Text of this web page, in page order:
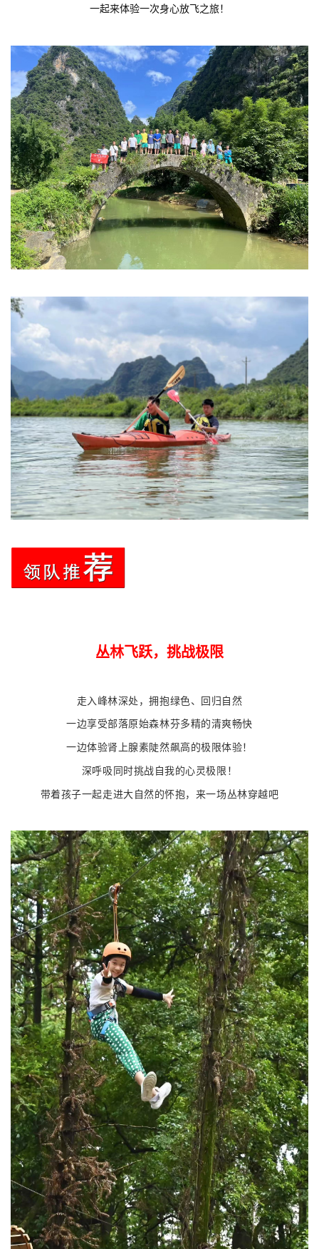
一起来体验一次身心放飞之旅！
丛林飞跃，挑战极限
走入峰林深处，拥抱绿色、回归自然
一边享受部落原始森林芬多精的清爽畅快
一边体验肾上腺素陡然飙高的极限体验！
深呼吸同时挑战自我的心灵极限！
带着孩子一起走进大自然的怀抱， 来一场丛林穿越吧